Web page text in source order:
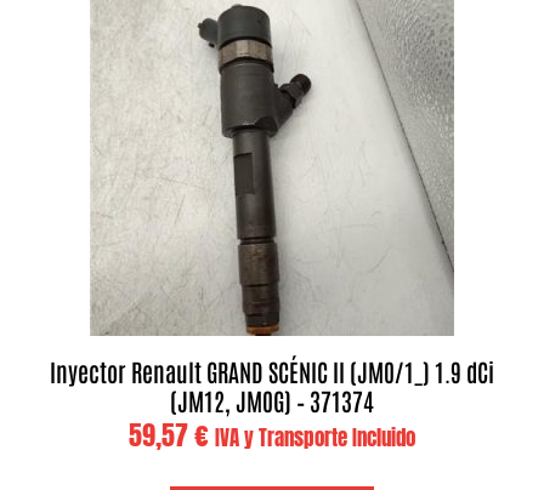
Inyector Renault GRAND SCÉNIC II (JM0/1_) 1.9 dCi
(JM12, JM0G) – 371374
59,57€ IVA y Transporte Incluido